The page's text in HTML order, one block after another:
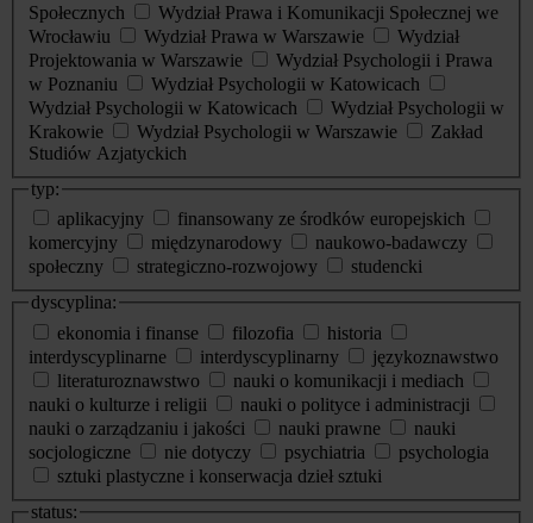
Społecznych
Wydział Prawa i Komunikacji Społecznej we
Wrocławiu
Wydział Prawa w Warszawie
Wydział
Projektowania w Warszawie
Wydział Psychologii i Prawa
w Poznaniu
Wydział Psychologii w Katowicach
Wydział Psychologii w Katowicach
Wydział Psychologii w
Krakowie
Wydział Psychologii w Warszawie
Zakład
Studiów Azjatyckich
typ:
aplikacyjny
finansowany ze środków europejskich
komercyjny
międzynarodowy
naukowo-badawczy
społeczny
strategiczno-rozwojowy
studencki
dyscyplina:
ekonomia i finanse
filozofia
historia
interdyscyplinarne
interdyscyplinarny
językoznawstwo
literaturoznawstwo
nauki o komunikacji i mediach
nauki o kulturze i religii
nauki o polityce i administracji
nauki o zarządzaniu i jakości
nauki prawne
nauki
socjologiczne
nie dotyczy psychiatria
psychologia
sztuki plastyczne i konserwacja dzieł sztuki
status: